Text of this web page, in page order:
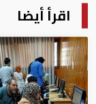
اقرأ أيضا